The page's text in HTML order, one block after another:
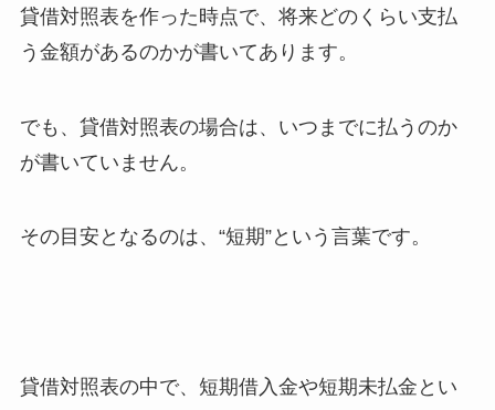
貸借対照表を作った時点で、将来どのくらい支払
う金額があるのかが書いてあります。
でも、貸借対照表の場合は、いつまでに払うのか
が書いていません。
その目安となるのは、“短期”という言葉です。
貸借対照表の中で、短期借入金や短期未払金とい